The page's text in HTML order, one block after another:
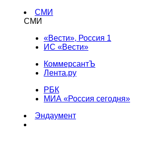
СМИ
СМИ
«Вести», Россия 1
ИС «Вести»
КоммерсантЪ
Лента.ру
РБК
МИА «Россия сегодня»
Эндаумент